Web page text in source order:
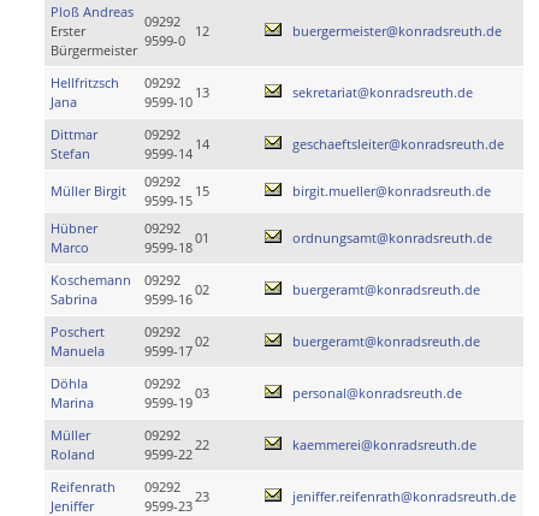
Ploß Andreas
Erster
Bürgermeister
09292
9599-0
12 buergermeister@konradsreuth.de
Hellfritzsch
Jana
09292
9599-10
13 sekretariat@konradsreuth.de
Dittmar
Stefan
09292
9599-14
14 geschaeftsleiter@konradsreuth.de
Müller Birgit
09292
9599-15
15 birgit.mueller@konradsreuth.de
Hübner
Marco
09292
9599-18
01 ordnungsamt@konradsreuth.de
Koschemann
Sabrina
09292
9599-16
02 buergeramt@konradsreuth.de
Poschert
Manuela
09292
9599-17
02 buergeramt@konradsreuth.de
Döhla
Marina
09292
9599-19
03 personal@konradsreuth.de
Müller
Roland
09292
9599-22
22 kaemmerei@konradsreuth.de
Reifenrath
Jeniffer
09292
9599-23
23 jeniffer.reifenrath@konradsreuth.de